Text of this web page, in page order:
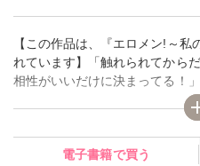
【この作品は、『エロメン!～私
れています】「触れられてから
相性がいいだけに決まってる！
らセフレの関係。お互い恋人も
ことも下らない冗談も言える仲
が明博のこと気に入っちゃって
ず言っちゃったけど、何だかそ
電子書籍で買う